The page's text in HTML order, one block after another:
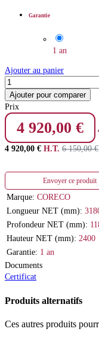
Garantie
1 an
Ajouter au panier
Ajouter pour comparer
Prix
4 920,00 €
4 920,00 € H.T. 6 150,00€
Envoyer ce produit
Marque: CORECO
Longueur NET (mm):
Profondeur NET (mm):
Hauteur NET (mm): 2400
Garantie: 1 an
Documents
Certificat
Produits alternatifs
Ces autres produits